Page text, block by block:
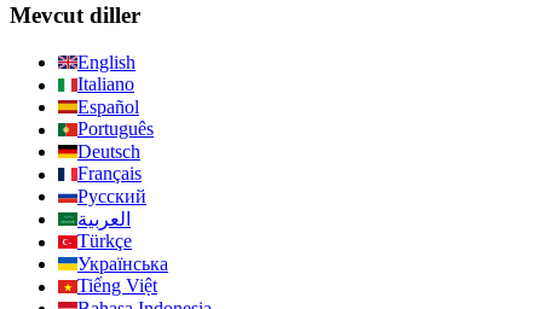
Mevcut diller
English
Italiano
Español
Português
Deutsch
Français
Русский
العربية
Türkçe
Українська
Tiếng Việt